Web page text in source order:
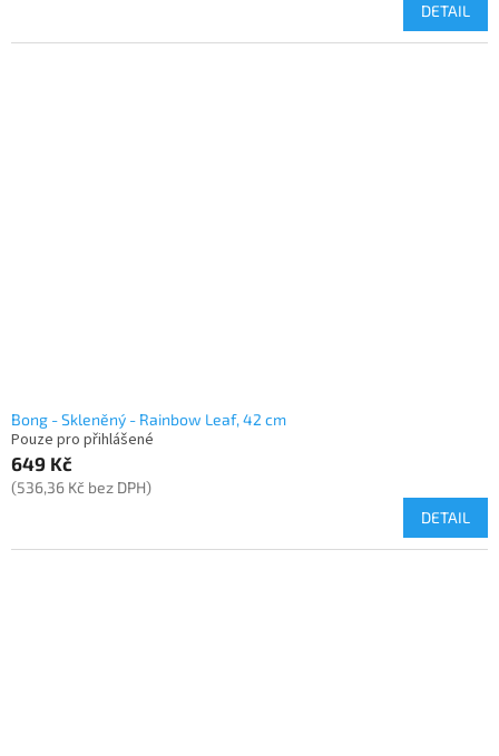
DETAIL
Bong - Skleněný - Rainbow Leaf, 42 cm
Pouze pro přihlášené
649 Kč
(536,36 Kč bez DPH)
DETAIL